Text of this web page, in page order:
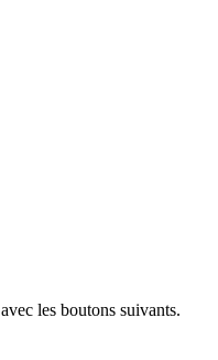
les boutons suivants.